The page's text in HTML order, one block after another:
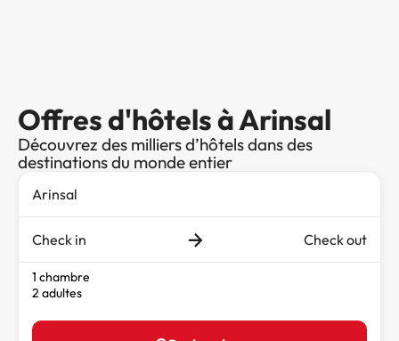
Offres d'hôtels à Arinsal
Découvrez des milliers d’hôtels dans des
destinations du monde entier
Check in Check out
1 chambre
2 adultes